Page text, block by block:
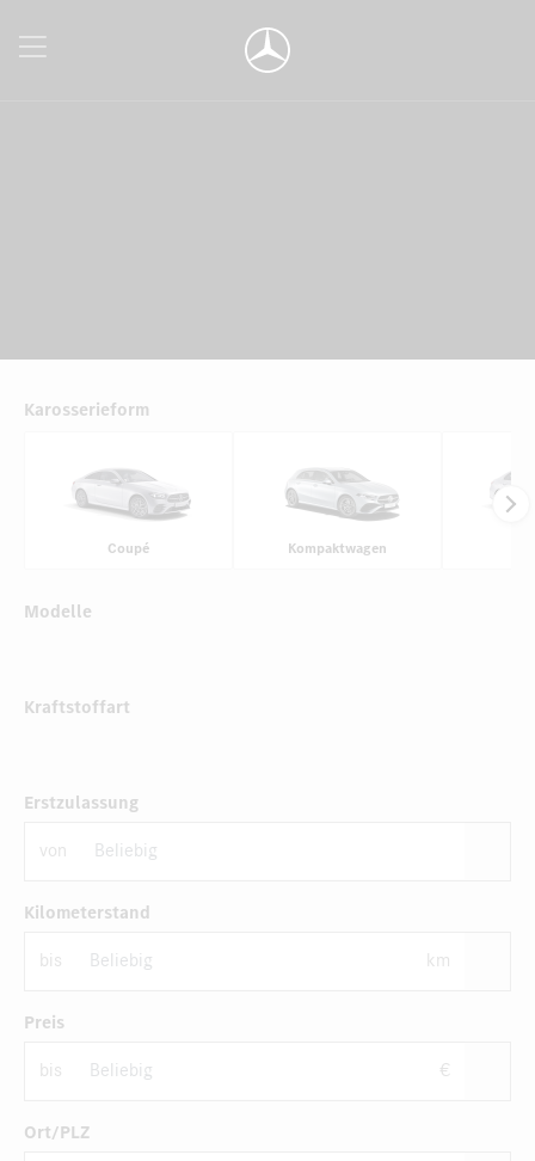
Karosserieform
Coupé Kompaktwagen
Modelle
Kraftstoffart
Erstzulassung
von
Kilometerstand
bis km
Preis
bis €
Ort/PLZ